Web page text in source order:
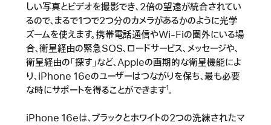
しい写真とビデオを撮影でき、2倍の望遠が統合されてい
るので、まるで1つで2つ分のカメラがあるかのように光学
ズームを使えます。携帯電話通信やWi-Fiの圏外にいる場
合、衛星経由の緊急SOS、ロードサービス、メッセージや、
衛星経由の「探す」など、Appleの画期的な衛星機能によ
り、iPhone 16eのユーザーはつながりを保ち、最も必要
な時にサポートを得ることができます1。
iPhone 16eは、ブラックとホワイトの2つの洗練されたマ